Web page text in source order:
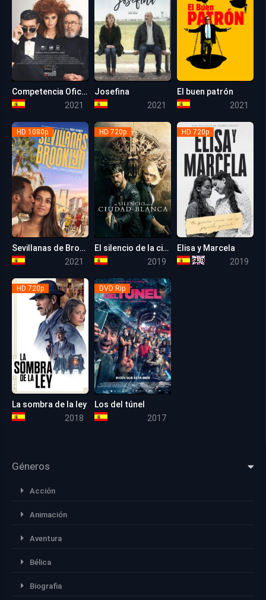
Competencia Oficial
2021
Josefina
2021
El buen patrón
2021
HD 1080p
Sevillanas de Brooklyn
2021
HD 720p
El silencio de la ciudad blanca
2019
HD 720p
Elisa y Marcela
2019
6.3
HD 720p
La sombra de la ley
2018
DVD Rip
Los del túnel
2017
Géneros
Acción
Animación
Aventura
Bélica
Biografia